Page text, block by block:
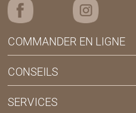
COMMANDER EN LIGNE
CONSEILS
SERVICES